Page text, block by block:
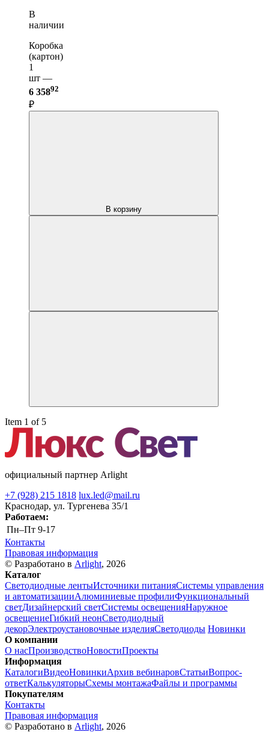
В
наличии
Коробка
(картон)
1
шт —
6 35892
₽
В корзину
Item 1 of 5
официальный партнер Arlight
+7 (928) 215 1818 lux.led@mail.ru
Краснодар, ул. Тургенева 35/1
Работаем:
Пн–Пт 9-17
Контакты
Правовая информация
© Разработано в Arlight, 2026
Каталог
Светодиодные лентыИсточники питанияСистемы управления
и автоматизацииАлюминиевые профилиФункциональный
светДизайнерский светСистемы освещенияНаружное
освещениеГибкий неонСветодиодный
декорЭлектроустановочные изделияСветодиоды Новинки
О компании
О насПроизводствоНовостиПроекты
Информация
КаталогиВидеоНовинкиАрхив вебинаровСтатьиВопрос-
ответКалькуляторыСхемы монтажаФайлы и программы
Покупателям
Контакты
Правовая информация
© Разработано в Arlight, 2026